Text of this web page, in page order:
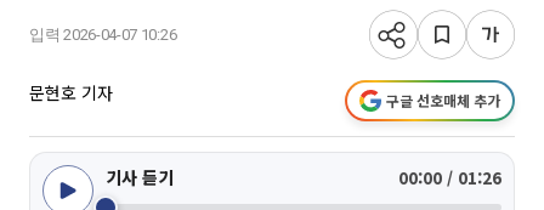
입력 2026-04-07 10:26
문현호 기자 구글 선호매체 추가
기사 듣기 00:00 / 01:26